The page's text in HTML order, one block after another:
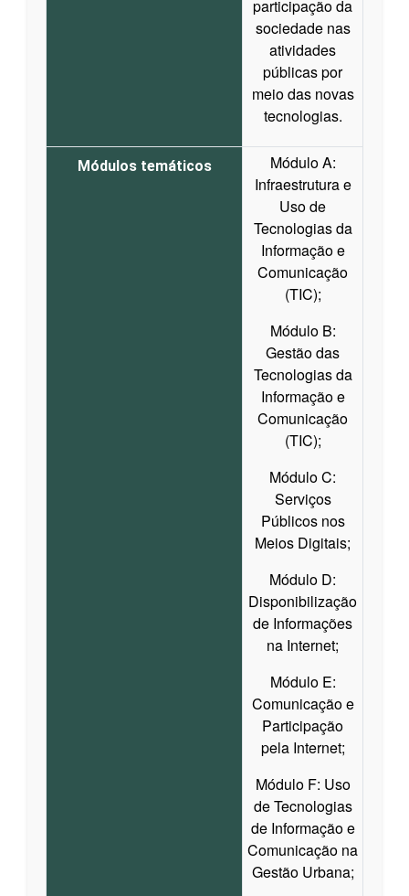
participação da
sociedade nas
atividades
públicas por
meio das novas
tecnologias.
Módulos temáticos
Módulo A:
Infraestrutura e
Uso de
Tecnologias da
Informação e
Comunicação
(TIC);
Módulo B:
Gestão das
Tecnologias da
Informação e
Comunicação
(TIC);
Módulo C:
Serviços
Públicos nos
Meios Digitais;
Módulo D:
Disponibilização
de Informações
na Internet;
Módulo E:
Comunicação e
Participação
pela Internet;
Módulo F: Uso
de Tecnologias
de Informação e
Comunicação na
Gestão Urbana;